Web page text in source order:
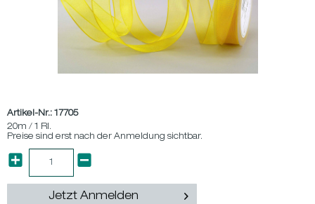
Artikel-Nr.: 17705
20m / 1 Rl.
Preise sind erst nach der Anmeldung sichtbar.
Jetzt Anmelden